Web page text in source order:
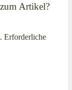
Artikel?
Erforderliche